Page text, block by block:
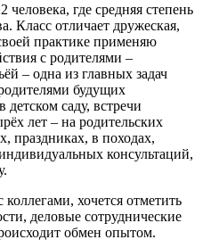
где средняя степень
Класс отличает дружеская,
практике применяю
с родителями –
– одна из главных задач
будущих
детском саду, встречи
лет – на родительских
праздниках, в походах,
консультаций,
хочется отметить
деловые сотруднические
обмен опытом.